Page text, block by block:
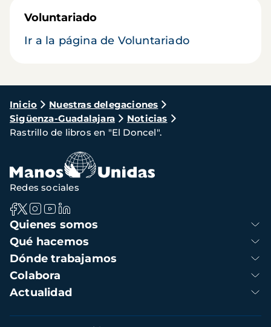
Voluntariado
Ir a la página de Voluntariado
Ruta
de
navegación
Inicio
Nuestras delegaciones
Sigüenza-Guadalajara
Noticias
Rastrillo de libros en "El Doncel".
Navegación
principal
Quienes somos
Qué hacemos
Dónde trabajamos
Colabora
Actualidad
Redes sociales